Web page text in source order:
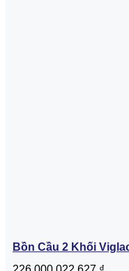
Bồn Cầu 2 Khối